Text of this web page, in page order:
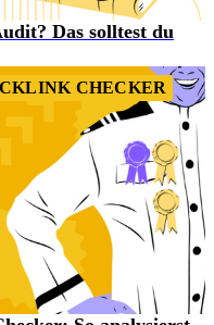
Das solltest du
CHECKER